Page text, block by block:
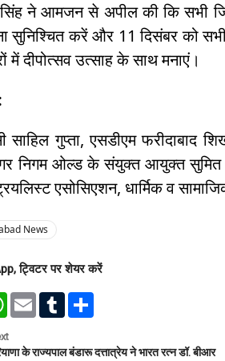
ने आमजन से अपील की कि सभी
सुनिश्चित करें और 11 दिसंबर को
दीपोत्सव उत्साह के साथ मनाएं।
साहिल गुप्ता, एसडीएम फरीदाबाद
निगम ओल्ड के संयुक्त आयुक्त सुमित
एसोसिएशन, धार्मिक व
News
ट्विटर पर शेयर करें
W
t
s
E
l
T
l
e
के राज्यपाल बंडारू दत्तात्रेय ने भारत रत्न डॉ. बीआर